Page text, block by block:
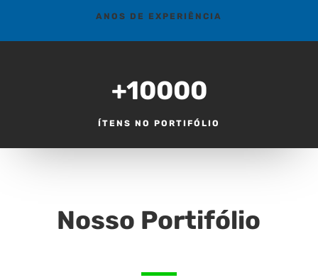
ANOS DE EXPERIÊNCIA
+10000
ÍTENS NO PORTIFÓLIO
Nosso Portifólio